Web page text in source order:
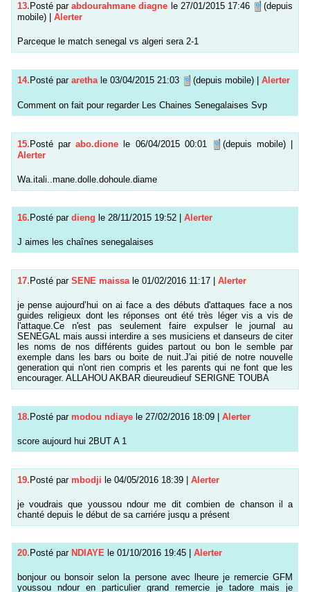
13. Posté parabdourahmane diagne le 27/01/2015 17:46
(depuis
mobile)| Alerter
Parceque le match senegal vs algeri sera 2-1
14. Posté par aretha le 03/04/2015 21:03 (depuis mobile)| Alerter
Comment on fait pour regarder Les Chaines Senegalaises Svp
15.Posté parabo.dione le 06/04/2015 00:01 (depuis mobile)|
Alerter
Wa.itali..mane.dolle.dohoule.diame
16. Posté par dieng le 28/11/2015 19:52 Alerter
J aimes les chaînes senegalaises
17. Posté par SENE maissa le 01/02/2016 11:17 Alerter
je pense aujourd’hui on ai face a des débuts d'attaques face a nos
guides religieux dont les réponses ont été très léger vis a vis de
l'attaque.Ce n'est pas seulement faire expulser le journal au
SENEGAL mais aussi interdire a ses musiciens et danseurs de citer
les noms de nos différents guides partout ou bon le semble par
exemple dans les bars ou boite de nuit.J'ai pitié de notre nouvelle
generation qui n'ont rien compris et les parents qui ne font que les
encourager. ALLAHOU AKBAR dieureudieuf SERIGNE TOUBA
18. Posté par modou ndiaye le 27/02/2016 18:09 Alerter
score aujourd hui 2BUT A 1
19.Posté par mbodji le 04/05/2016 18:39 | Alerter
je voudrais que youssou ndour me dit combien de chanson il a
chanté depuis le début de sa carriére jusqu a présent
20. Posté par NDIAYE le 01/10/2016 19:45 Alerter
bonjour ou bonsoir selon la persone avec lheure je remercie GFM
youssou ndour en particulier grand remercie je tadore mais je